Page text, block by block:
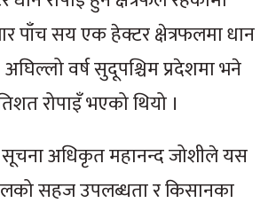
पाँच सय एक हेक्टर क्षेत्रफलमा धान
वर्ष सुदूपश्चिम प्रदेशमा भने
रोपाइँ भएको थियो ।
सूचना अधिकृत महानन्द जोशीले यस
सहज उपलब्धता र किसानका